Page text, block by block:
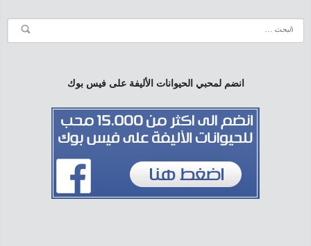
انضم لمحبي الحيوانات الأليفة على فيس بوك